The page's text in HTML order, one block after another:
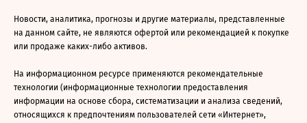
Новости, аналитика, прогнозы и другие материалы, представленные
на данном сайте, не являются офертой или рекомендацией к покупке
или продаже каких-либо активов.
На информационном ресурсе применяются рекомендательные
технологии (информационные технологии предоставления
информации на основе сбора, систематизации и анализа сведений,
относящихся к предпочтениям пользователей сети «Интернет»,